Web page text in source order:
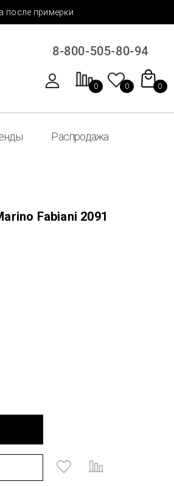
после примерки
8-800-505-80-94
0 0 0
Распродажа
Fabiani 2091